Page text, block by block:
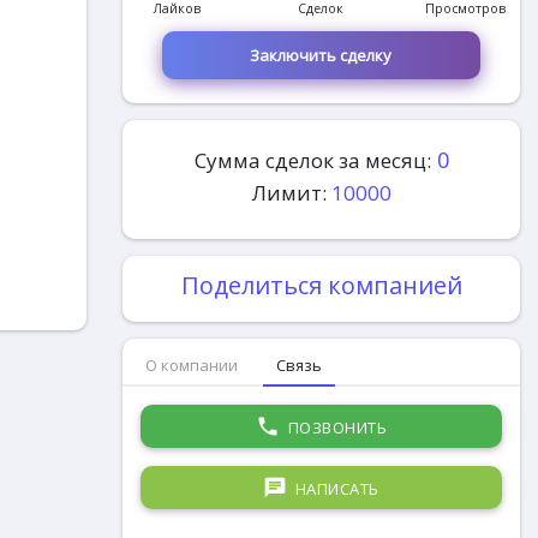
Лайков Сделок Просмотров
Заключить сделку
Сумма сделок за месяц: 0
Лимит: 10000
Поделиться компанией
О компании Связь
phone ПОЗВОНИТЬ
chat НАПИСАТЬ